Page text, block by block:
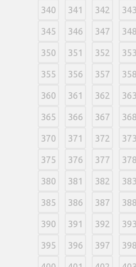
340 341 342 343
345 346 347 348
350 351 352 353
355 356 357 358
360 361 362 363
365 366 367 368
370 371 372 373
375 376 377 378
380 381 382 383
385 386 387 388
390 391 392 393
395 396 397 398